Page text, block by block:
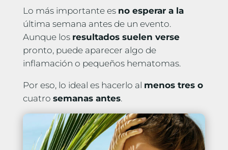
Lo más importante es no esperar a la
última semana antes de un evento.
Aunque los resultados suelen verse
pronto, puede aparecer algo de
inflamación o pequeños hematomas.
Por eso, lo ideal es hacerlo al menos tres o
cuatro semanas antes.